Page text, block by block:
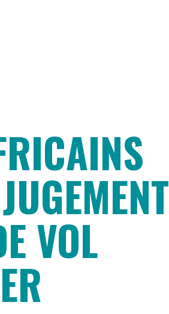
VOL